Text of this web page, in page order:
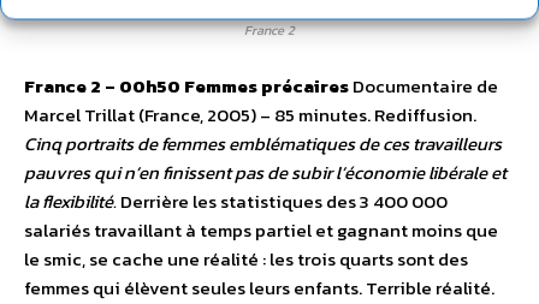
France 2
France 2 – 00h50 Femmes précairesDocumentaire de
Marcel Trillat (France, 2005) – 85 minutes. Rediffusion.
Cinq portraits de femmes emblématiques de ces travailleurs
pauvres qui n’en finissent pas de subir l’économie libérale et
la flexibilité.Derrière les statistiques des 3 400 000
salariés travaillant à temps partiel et gagnant moins que
le smic, se cache une réalité : les trois quarts sont des
femmes qui élèvent seules leurs enfants. Terrible réalité.